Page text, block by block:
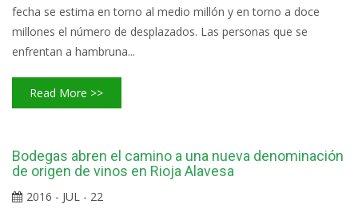
fecha se estima en torno al medio millón y en torno a doce
millones el número de desplazados. Las personas que se
enfrentan a hambruna...
Read More >>
Bodegas abren el camino a una nueva denominación
de origen de vinos en Rioja Alavesa
2016 - JUL - 22